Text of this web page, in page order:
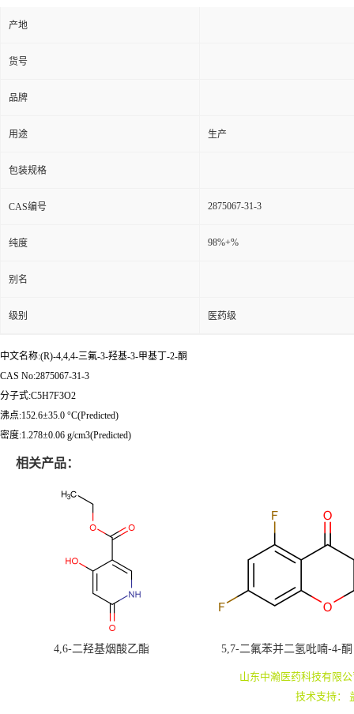
产地
货号
品牌
用途 生产
包装规格
CAS编号 2875067-31-3
纯度 98%+%
别名
级别 医药级
中文名称:(R)-4,4,4-三氟-3-羟基-3-甲基丁-2-酮
CAS No:2875067-31-3
分子式:C5H7F3O2
沸点:152.6±35.0 °C(Predicted)
密度:1.278±0.06 g/cm3(Predicted)
相关产品：
4,6-二羟基烟酸乙酯 5,7-二氟苯并二氢吡喃-4-酮
山东中瀚医药科技有限
技术支持：